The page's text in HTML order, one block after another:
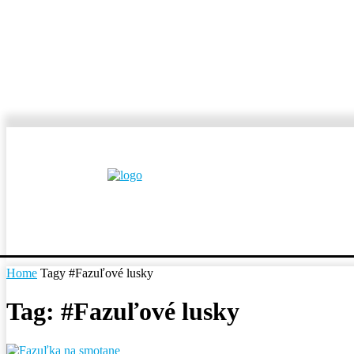
Home Tagy #Fazuľové lusky
Tag: #Fazuľové lusky